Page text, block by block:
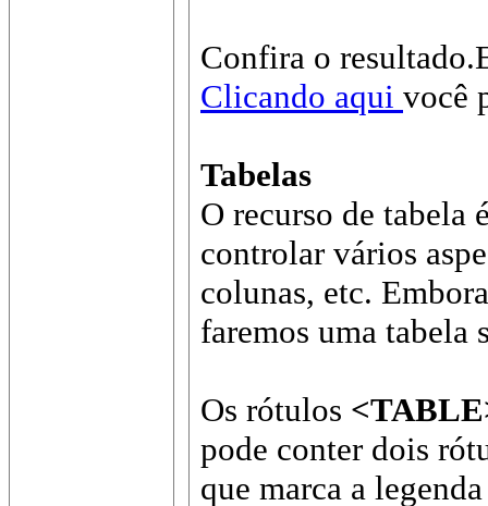
Confira o
Clicando aqui você
Tabelas
O recurso de tabela
controlar vários
colunas, etc.
faremos uma tabela
Os rótulos
pode conter dois
que marca a